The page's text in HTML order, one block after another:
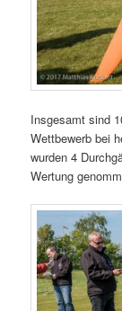
Insgesamt sind
Wettbewerb bei
wurden 4
Wertung